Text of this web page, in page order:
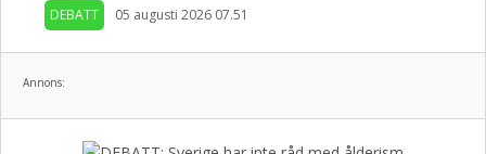
DEBATT 05 augusti 2026 07.51
Annons: